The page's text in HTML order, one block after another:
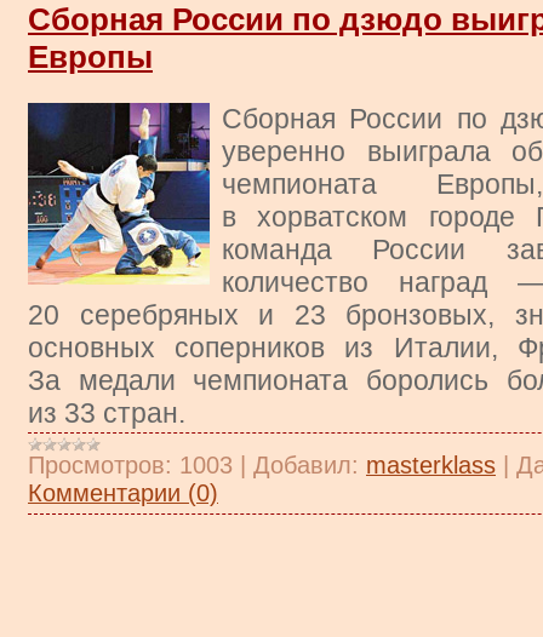
Сборная России по дзюдо
Европы
Сборная России по
уверенно выиграла
чемпионата
в хорватском
команда России
количество
20 серебряных и 23 бронзовых,
основных соперников из Италии,
За медали чемпионата боролись
из 33 стран.
Просмотров: 1003 Добавил: masterklass
Комментарии (0)